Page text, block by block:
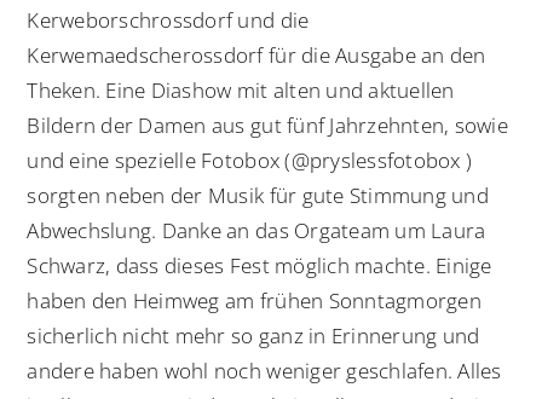
Kerweborschrossdorf und die
Kerwemaedscherossdorf für die Ausgabe an den
Theken. Eine Diashow mit alten und aktuellen
Bildern der Damen aus gut fünf Jahrzehnten, sowie
und eine spezielle Fotobox (@pryslessfotobox )
sorgten neben der Musik für gute Stimmung und
Abwechslung. Danke an das Orgateam um Laura
Schwarz, dass dieses Fest möglich machte. Einige
haben den Heimweg am frühen Sonntagmorgen
sicherlich nicht mehr so ganz in Erinnerung und
andere haben wohl noch weniger geschlafen. Alles